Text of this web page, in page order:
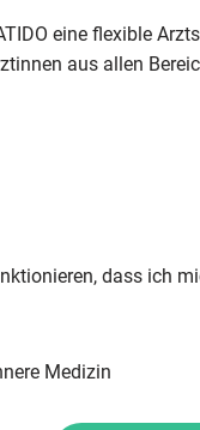
eine flexible
aus allen
dass ich
Medizin